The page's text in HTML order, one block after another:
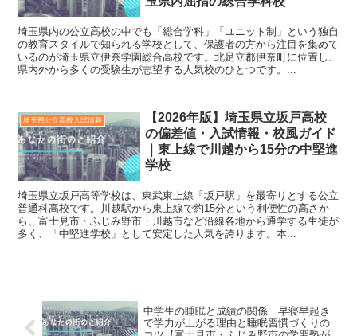
埼玉県内の公立高校の中でも「総合学科」「ユニット制」という独自
の教育スタイルで知られる学校として、保護者の方から注目を集めて
いるのが埼玉県立伊奈学園総合高校です。北足立郡伊奈町に位置し、
県内外から多くの受験生が志望する人気校のひとつです。...
埼玉県公立高校入試情報
【2026年版】埼玉県立坂戸高校
の偏差値・入試情報・校風ガイド
｜東上線で川越から15分の中堅進
学校
埼玉県立坂戸高等学校は、東武東上線「坂戸駅」を最寄りとする公立
普通科高校です。川越駅から東上線で約15分という利便性の高さか
ら、富士見市・ふじみ野市・川越市など沿線各地から通学する生徒が
多く、「中堅進学校」として安定した人気を誇ります。本...
中学生の睡眠と成績の関係｜早寝早起き
で学力が上がる理由と睡眠習慣づくりの